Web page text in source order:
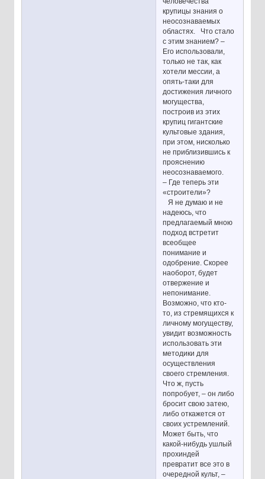
крупицы знания о
неосознаваемых
областях. Что стало
с этим знанием? –
Его использовали,
только не так, как
хотели мессии, а
опять-таки для
достижения личного
могущества,
построив из этих
крупиц гигантские
культовые здания,
при этом, нисколько
не приблизившись к
прояснению
неосознаваемого.
– Где теперь эти
«строители»?
Я не думаю и не
надеюсь, что
предлагаемый мною
подход встретит
всеобщее
понимание и
одобрение. Скорее
наоборот, будет
отвержение и
непонимание.
Возможно, что кто-
то, из стремящихся к
личному могуществу,
увидит возможность
использовать эти
методики для
осуществления
своего стремления.
Что ж, пусть
попробует, – он либо
бросит свою затею,
либо откажется от
своих устремлений.
Может быть, что
какой-нибудь ушлый
прохиндей
превратит все это в
очередной культ, –